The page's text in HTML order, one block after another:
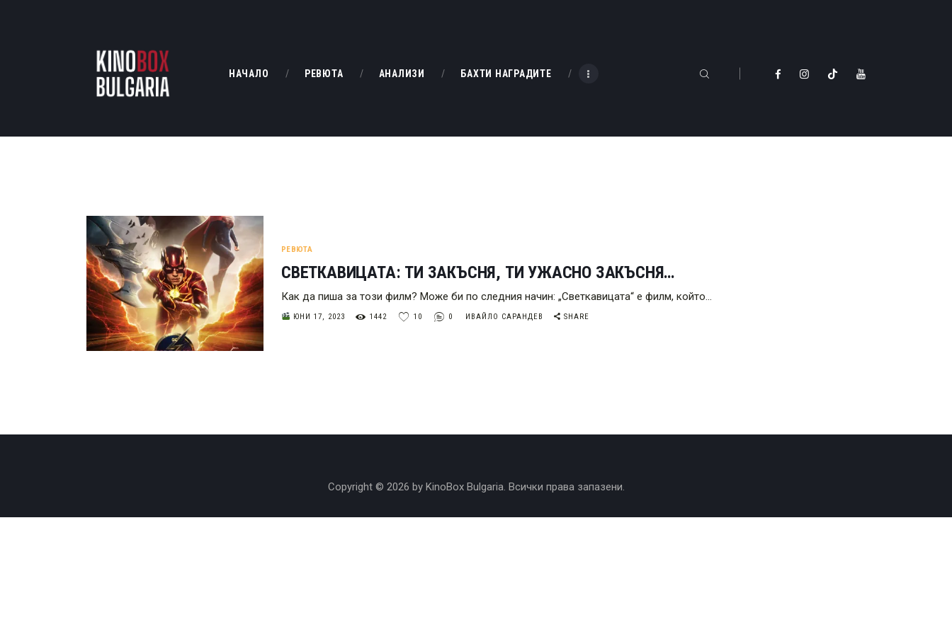
НАЧАЛО РЕВЮТА АНАЛИЗИ БАХТИ НАГРАДИТЕ
РЕВЮТА
БАХТИ НАГРАДИТЕ
РЕВЮТА
СВЕТКАВИЦАТА: ТИ ЗАКЪСНЯ, ТИ УЖАСНО ЗАКЪСНЯ…
Как да пиша за този филм? Може би по следния начин: „Светкавицата“ е филм, който…
ЮНИ 17, 2023 1442 10 0 ИВАЙЛО САРАНДЕВ SHARE
Copyright © 2026 by KinoBox Bulgaria. Всички права запазени.